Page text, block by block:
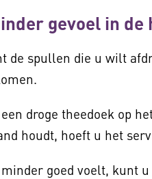
gevoel in de
de spullen die u wilt
droge theedoek op
houdt, hoeft u het
goed voelt, kunt